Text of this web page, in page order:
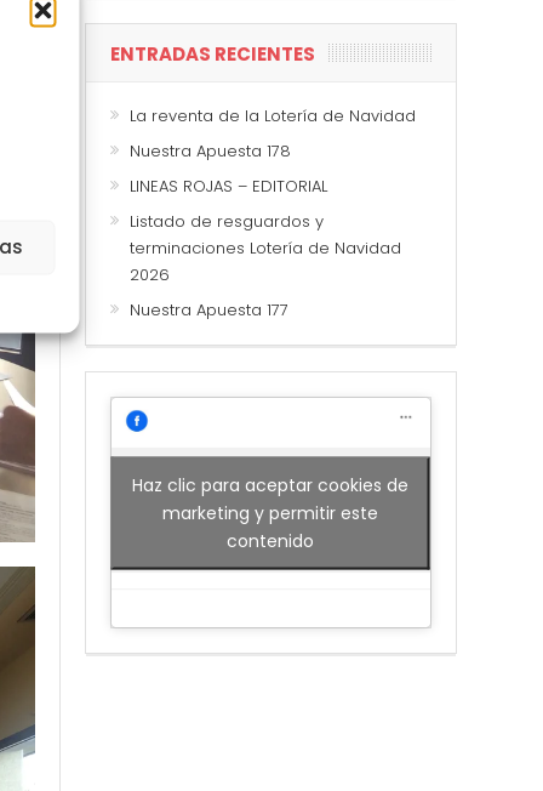
ENTRADAS RECIENTES
La reventa de la Lotería de Navidad
Nuestra Apuesta 178
LINEAS ROJAS – EDITORIAL
Listado de resguardos y
terminaciones Lotería de Navidad
2026
Nuestra Apuesta 177
Haz clic para aceptar cookies de
marketing y permitir este
contenido